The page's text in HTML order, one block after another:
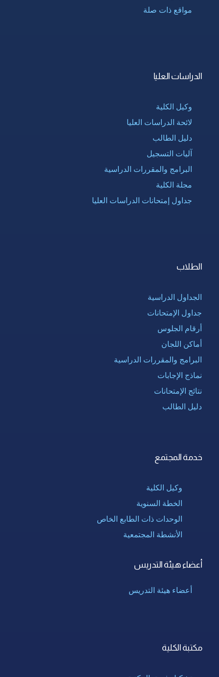
مواقع ذات صلة
الدراسات العليا
وكيل الكلية
لائحة الدراسات العليا
دليل الطالب
آليات التسجيل
البرامج والمقررات الدراسية
مجلة الكلية
جداول إمتحانات الدراسات العليا
الطلاب
الجداول الدراسية
جداول الإمتحانات
أرقام الجلوس
أماكن اللجان
البرامج والمقررات الدراسية
نماذج الإجابات
نتائج الإمتحانات
دليل الطالب
خدمة المجتمع
وكيل الكلية
الخطة السنوية
الوحدات ذات الطابع الخاص
الأنشطة المجتمعية
أعضاء هيئة التدريس
أعضاء هيئة التدريس
مكتبة الكلية